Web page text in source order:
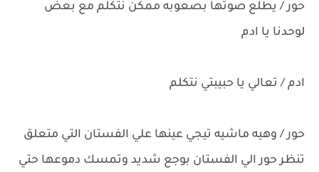
حور / يطلع صوتها بصعوبه ممكن نتكلم مع بعض
لوحدنا يا ادم
ادم / تعالي يا حبيبتي نتكلم
حور / وهيه ماشيه تيجي عينها علي الفستان التي متعلق
تنظر حور الي الفستان بوجع شديد وتمسك دموعها حتي